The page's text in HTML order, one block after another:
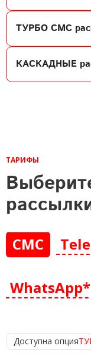
ТУРБО СМС
КАСКАДНЫЕ
ТАРИФЫ
СМС
WhatsApp*
Доступна опция